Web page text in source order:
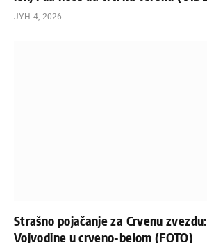
ЈУН 4, 2026
Strašno pojačanje za Crvenu
Vojvodine u crveno-belom (FOTO)